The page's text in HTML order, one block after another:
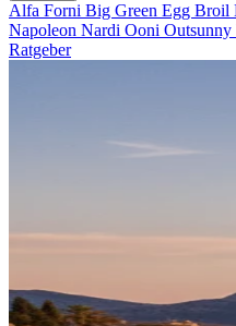
Alfa Forni Big Green Egg Broil
Napoleon Nardi Ooni Outsunny
Ratgeber